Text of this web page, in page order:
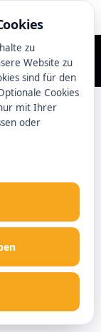
zu
Website zu
sind für den
Cookies
mit Ihrer
oder